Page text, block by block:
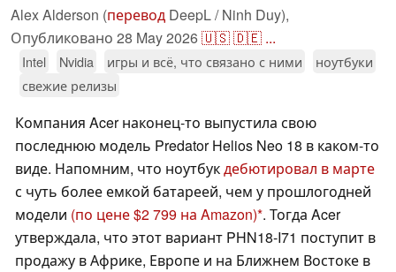
Alex Alderson (перевод DeepL / Ninh Duy),
Опубликовано 28 May 2026🇺🇸🇩🇪 ...
Intel Nvidia игры и всё, что связано с ними
ноутбуки
свежие релизы
Компания Acer наконец-то выпустила свою
последнюю модель Predator Helios Neo 18 в каком-то
виде. Напомним, что ноутбукдебютировал в марте
с чуть более емкой батареей, чем у прошлогодней
модели (по цене $2 799 на Amazon) . Тогда Acer
утверждала, что этот вариант PHN18-I71 поступит в
продажу в Африке, Европе и на Ближнем Востоке в